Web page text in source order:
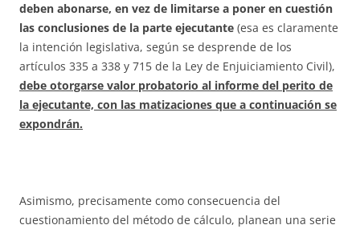
deben abonarse, en vez de limitarse a poner en cuestión
las conclusiones de la parte ejecutante (esa es claramente
la intención legislativa, según se desprende de los
artículos 335 a 338 y 715 de la Ley de Enjuiciamiento Civil),
debe otorgarse valor probatorio al informe del perito de
la ejecutante, con las matizaciones que a continuación se
expondrán.
Asimismo, precisamente como consecuencia del
cuestionamiento del método de cálculo, planean una serie